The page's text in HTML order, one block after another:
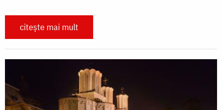
citește mai mult